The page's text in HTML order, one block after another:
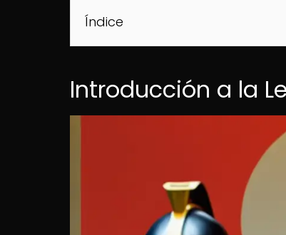
Índice
Introducción a la